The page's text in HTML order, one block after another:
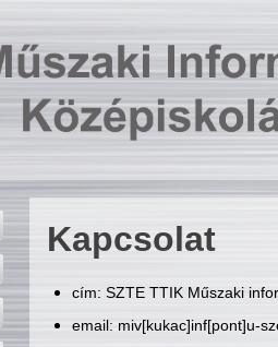
Kapcsolat
cím: SZTE TTIK Műszaki
email: miv[kukac]inf[pont]u-